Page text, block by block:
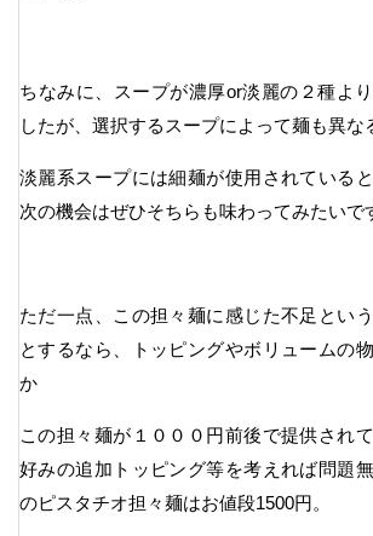
ちなみに、スープが濃厚or淡麗の２種よ
したが、選択するスープによって麺も異な
淡麗系スープには細麺が使用されている
次の機会はぜひそちらも味わってみたいで
ただ一点、この担々麺に感じた不足とい
とするなら、トッピングやボリュームの
か
この担々麺が１０００円前後で提供され
好みの追加トッピング等を考えれば問題
のピスタチオ担々麺はお値段1500円。